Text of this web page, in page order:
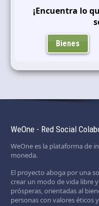
Idioma y divisa
¡Encuentra lo
Bienes
WeOne - Red Social
WeOne es la plataforma de
moneda.
El proyecto aboga por una
crear un modo de vida libre
prósperas, orientadas al
personas con valores éticos